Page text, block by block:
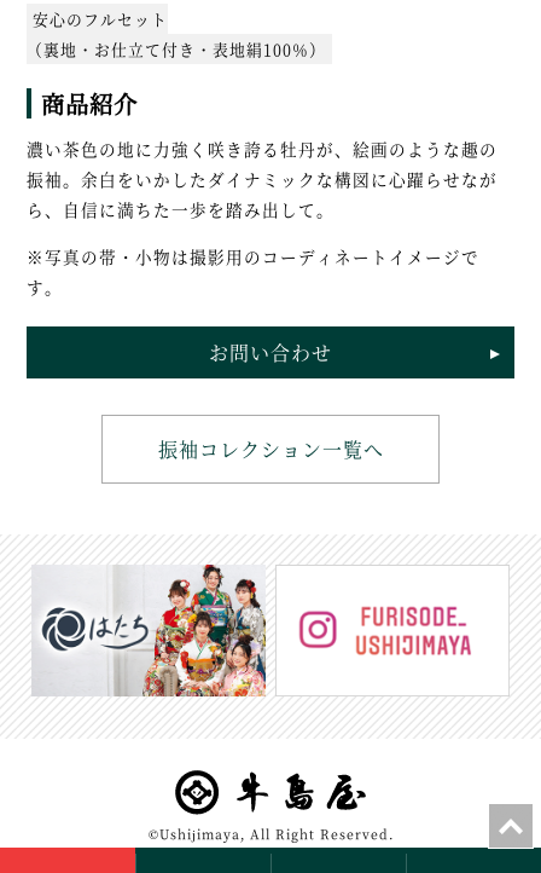
安心のフルセット
（裏地・お仕立て付き・表地絹100％）
商品紹介
濃い茶色の地に力強く咲き誇る牡丹が、絵画のような趣の
振袖。余白をいかしたダイナミックな構図に心躍らせなが
ら、自信に満ちた一歩を踏み出して。
※写真の帯・小物は撮影用のコーディネートイメージで
す。
お問い合わせ
振袖コレクション一覧へ
©Ushijimaya, All Right Reserved.